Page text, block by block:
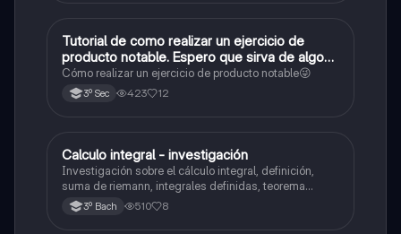
Matemáticas
Tutorial de como realizar un ejercicio de
producto notable. Espero que sirva de algo💕
😜
Cómo realizar un ejercicio de producto notable😜
3º Sec 423 12
Matemáticas
Calculo integral - investigación
Investigación sobre el cálculo integral, definición,
suma de riemann, integrales definidas, teorema
fundamental del cálculo, antiderivadas, integrales
indefinidas y ejemplos.
3º Bach 510 8